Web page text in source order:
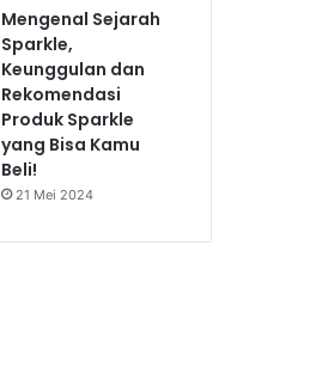
Mengenal Sejarah
Sparkle,
Keunggulan dan
Rekomendasi
Produk Sparkle
yang Bisa Kamu
Beli!
21 Mei 2024